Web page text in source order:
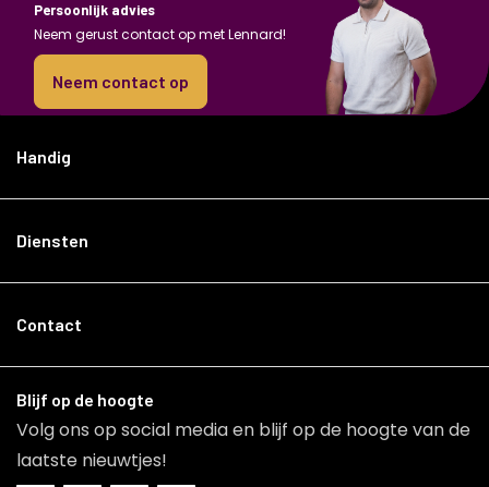
Persoonlijk advies
Neem gerust contact op met Lennard!
Neem contact op
Handig
Diensten
Contact
Blijf op de hoogte
Volg ons op social media en blijf op de hoogte van de
laatste nieuwtjes!